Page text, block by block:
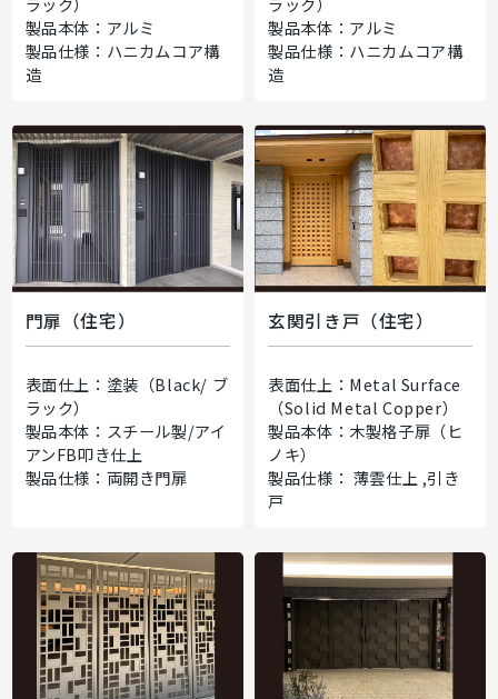
製品本体：アルミ
製品仕様：ハニカムコア構
造
製品本体：アルミ
製品仕様：ハニカムコア構
造
門扉（住宅）
表面仕上：塗装（Black/ ブ
ラック）
製品本体：スチール製/アイ
アンFB叩き仕上
製品仕様：両開き門扉
玄関引き戸（住宅）
表面仕上：Metal Surface
（Solid Metal Copper）
製品本体：木製格子扉（ヒ
ノキ）
製品仕様： 薄雲仕上 ,引き
戸